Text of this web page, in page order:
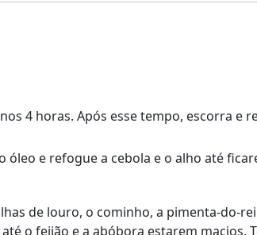
4 horas. Após esse tempo, escorra e
óleo e refogue a cebola e o alho até
de louro, o cominho, a pimenta-do-
o feijão e a abóbora estarem macios.